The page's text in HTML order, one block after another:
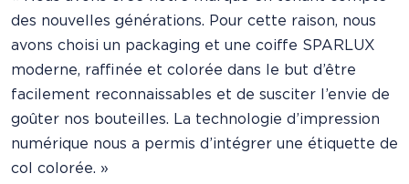
des nouvelles générations. Pour cette raison, nous
avons choisi un packaging et une coiffe SPARLUX
moderne, raffinée et colorée dans le but d’être
facilement reconnaissables et de susciter l’envie de
goûter nos bouteilles. La technologie d’impression
numérique nous a permis d’intégrer une étiquette de
col colorée. »